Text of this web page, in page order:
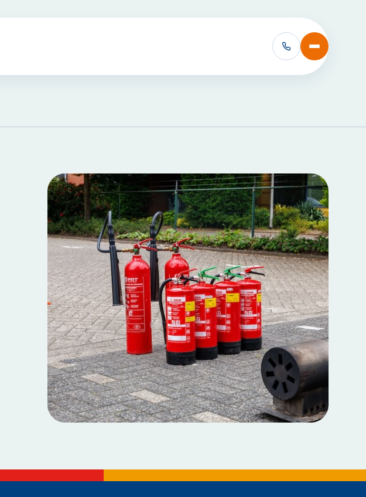
VCA Basis
Alle VCA Cursussen bekijken
Stel je vraag